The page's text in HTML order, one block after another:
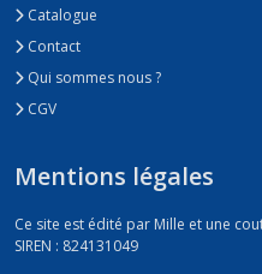
Catalogue
Contact
Qui sommes nous ?
CGV
Mentions légales
Ce site est édité par Mille et une
SIREN : 824131049